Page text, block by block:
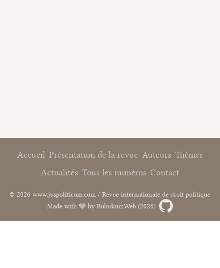
Accueil Présentation de la revue Auteurs Thèmes
Actualités Tous les numéros Contact
© 2026 www.juspoliticum.com / Revue internationale de droit politique
Made with 🩶 by RubidiumWeb (2026) .